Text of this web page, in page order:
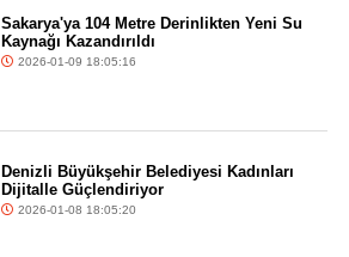
Sakarya'ya 104 Metre Derinlikten Yeni Su
Kaynağı Kazandırıldı
2026-01-09 18:05:16
Denizli Büyükşehir Belediyesi Kadınları
Dijitalle Güçlendiriyor
2026-01-08 18:05:20